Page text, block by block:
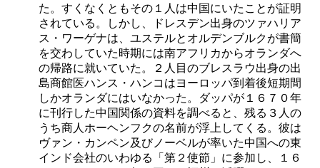
た。すくなくともその１人は中国にいたことが証明
されている。しかし、ドレスデン出身のツァハリア
ス・ワーゲナは、ユステルとオルデンブルクが書簡
を交わしていた時期には南アフリカからオランダへ
の帰路に就いていた。２人目のブレスラウ出身の出
島商館医ハンス・ハンコはヨーロッパ到着後短期間
しかオランダにはいなかった。ダッパが１６７０年
に刊行した中国関係の資料を調べると、残る３人の
うち商人ホーヘンフクの名前が浮上してくる。彼は
ヴァン・カンペン及びノーベルが率いた中国への東
インド会社のいわゆる「第２使節」に参加し、１６